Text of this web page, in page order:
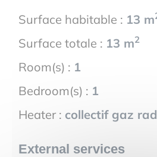
Surface habitable : 13 m
Surface totale : 13 m2
Room(s) : 1
Bedroom(s) : 1
Heater : collectif gaz
External services